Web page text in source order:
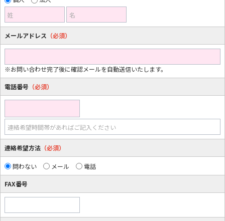
姓
名
メールアドレス （必須）
※お問い合わせ完了後に確認メールを自動送信いたします。
電話番号 （必須）
連絡希望時間帯があればご記入ください
連絡希望方法 （必須）
問わない メール 電話
FAX番号